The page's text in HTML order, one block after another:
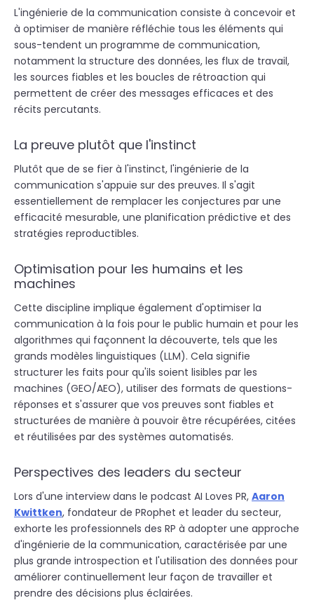
L'ingénierie de la communication consiste à concevoir et
à optimiser de manière réfléchie tous les éléments qui
sous-tendent un programme de communication,
notamment la structure des données, les flux de travail,
les sources fiables et les boucles de rétroaction qui
permettent de créer des messages efficaces et des
récits percutants.
La preuve plutôt que l'instinct
Plutôt que de se fier à l'instinct, l'ingénierie de la
communication s'appuie sur des preuves. Il s'agit
essentiellement de remplacer les conjectures par une
efficacité mesurable, une planification prédictive et des
stratégies reproductibles.
Optimisation pour les humains et les
machines
Cette discipline implique également d'optimiser la
communication à la fois pour le public humain et pour les
algorithmes qui façonnent la découverte, tels que les
grands modèles linguistiques (LLM). Cela signifie
structurer les faits pour qu'ils soient lisibles par les
machines (GEO/AEO), utiliser des formats de questions-
réponses et s'assurer que vos preuves sont fiables et
structurées de manière à pouvoir être récupérées, citées
et réutilisées par des systèmes automatisés.
Perspectives des leaders du secteur
Lors d'une interview dans le podcast AI Loves PR, Aaron
Kwittken, fondateur de PRophet et leader du secteur,
exhorte les professionnels des RP à adopter une approche
d'ingénierie de la communication, caractérisée par une
plus grande introspection et l'utilisation des données pour
améliorer continuellement leur façon de travailler et
prendre des décisions plus éclairées.